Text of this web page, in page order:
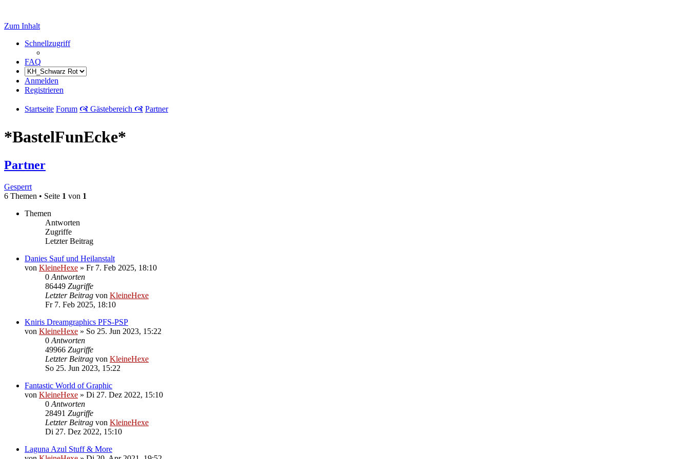
Zum Inhalt
Schnellzugriff
FAQ
Anmelden
Registrieren
Startseite Forum 🙧 Gästebereich 🙧 Partner
*BastelFunEcke*
Partner
Gesperrt
6 Themen • Seite 1 von 1
Themen
Antworten
Zugriffe
Letzter Beitrag
Danies Sauf und Heilanstalt
von KleineHexe » Fr 7. Feb 2025, 18:10
0 Antworten
86449 Zugriffe
Letzter Beitrag von KleineHexe
Fr 7. Feb 2025, 18:10
Kniris Dreamgraphics PFS-PSP
von KleineHexe » So 25. Jun 2023, 15:22
0 Antworten
49966 Zugriffe
Letzter Beitrag von KleineHexe
So 25. Jun 2023, 15:22
Fantastic World of Graphic
von KleineHexe » Di 27. Dez 2022, 15:10
0 Antworten
28491 Zugriffe
Letzter Beitrag von KleineHexe
Di 27. Dez 2022, 15:10
Laguna Azul Stuff & More